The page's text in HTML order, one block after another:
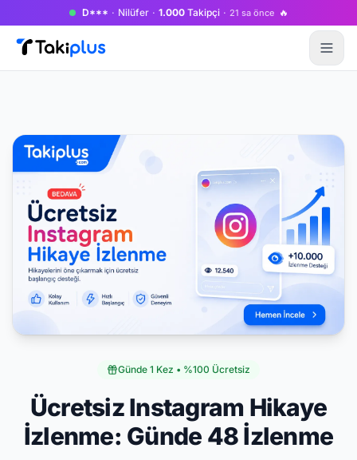
D*** · Nilüfer · 1.000 Takipçi · 21 sa önce 🔥
Anasayfa
Günde 1 Kez • %100 Ücretsiz
Ücretsiz Instagram Hikaye
İzlenme: Günde 48 İzlenme